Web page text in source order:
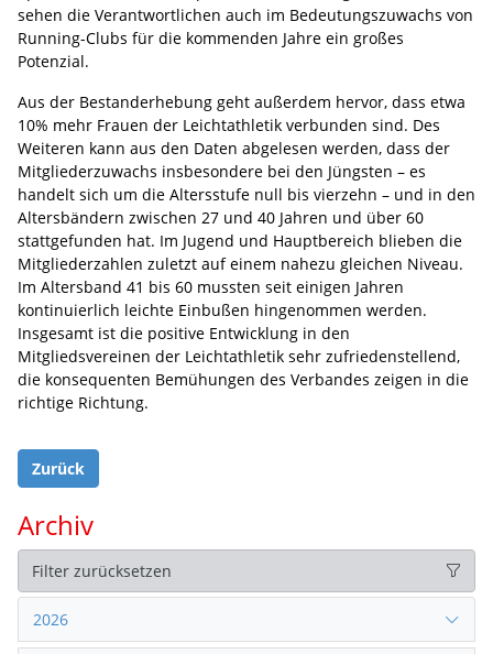
sehen die Verantwortlichen auch im Bedeutungszuwachs von
Running-Clubs für die kommenden Jahre ein großes
Potenzial.
Aus der Bestanderhebung geht außerdem hervor, dass etwa
10% mehr Frauen der Leichtathletik verbunden sind. Des
Weiteren kann aus den Daten abgelesen werden, dass der
Mitgliederzuwachs insbesondere bei den Jüngsten – es
handelt sich um die Altersstufe null bis vierzehn – und in den
Altersbändern zwischen 27 und 40 Jahren und über 60
stattgefunden hat. Im Jugend und Hauptbereich blieben die
Mitgliederzahlen zuletzt auf einem nahezu gleichen Niveau.
Im Altersband 41 bis 60 mussten seit einigen Jahren
kontinuierlich leichte Einbußen hingenommen werden.
Insgesamt ist die positive Entwicklung in den
Mitgliedsvereinen der Leichtathletik sehr zufriedenstellend,
die konsequenten Bemühungen des Verbandes zeigen in die
richtige Richtung.
Zurück
Archiv
Filter zurücksetzen
2026